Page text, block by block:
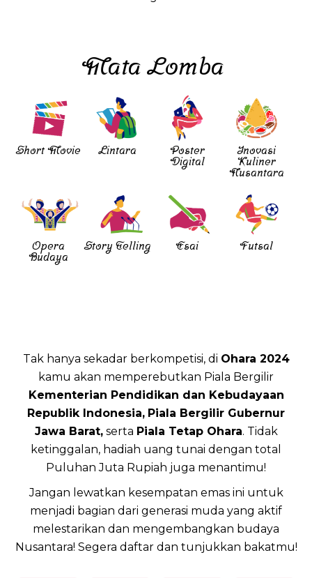
Mata Lomba
Short Movie Lintara
Poster
Digital
Inovasi
Kuliner
Nusantara
Opera
Budaya
Story Telling Esai Futsal
Tak hanya sekadar berkompetisi, di Ohara 2024
kamu akan memperebutkan Piala Bergilir
Kementerian Pendidikan dan Kebudayaan
Republik Indonesia, Piala Bergilir Gubernur
Jawa Barat,serta Piala Tetap Ohara. Tidak
ketinggalan, hadiah uang tunai dengan total
Puluhan Juta Rupiah juga menantimu!
Jangan lewatkan kesempatan emas ini untuk
menjadi bagian dari generasi muda yang aktif
melestarikan dan mengembangkan budaya
Nusantara! Segera daftar dan tunjukkan bakatmu!